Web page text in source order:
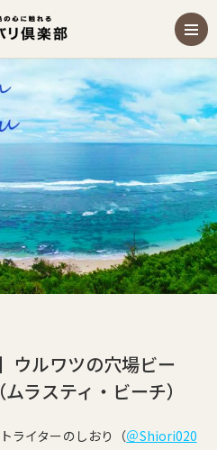
ウルワツの穴場ビー
ラスティ・ビーチ）
ライターのしおり（＠Shiori020